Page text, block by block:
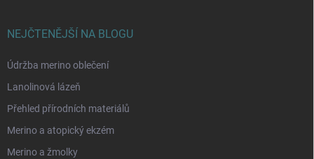
NEJČTENĚJŠÍ NA BLOGU
Údržba merino oblečení
Lanolinová lázeň
Přehled přírodních materiálů
Merino a atopický ekzém
Merino a žmolky